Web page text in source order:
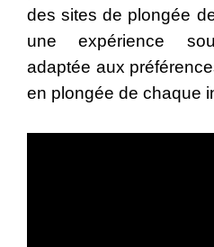
des sites de plongée
une expérience
adaptée aux
en plongée de chaque